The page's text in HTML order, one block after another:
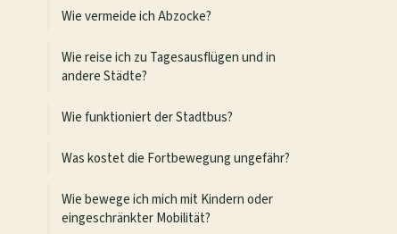
Wie vermeide ich Abzocke?
Wie reise ich zu Tagesausflügen und in
andere Städte?
Wie funktioniert der Stadtbus?
Was kostet die Fortbewegung ungefähr?
Wie bewege ich mich mit Kindern oder
eingeschränkter Mobilität?